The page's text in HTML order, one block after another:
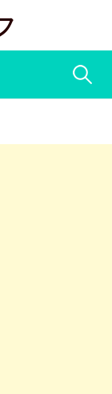
検